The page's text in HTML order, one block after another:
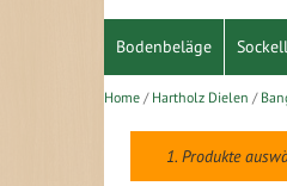
Bodenbeläge
Home Hartholz Dielen
1. Produkte